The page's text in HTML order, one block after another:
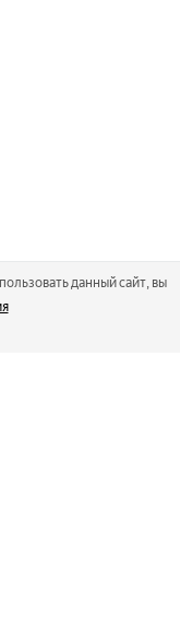
данный сайт, вы